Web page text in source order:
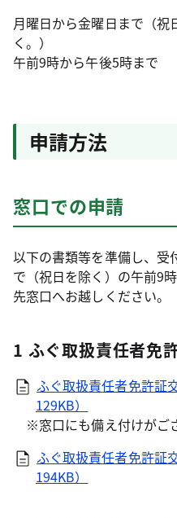
月曜日から金曜日まで（
く。）
午前9時から午後5時まで
申請方法
窓口での申請
以下の書類等を準備し、受
で（祝日を除く）の午前9
先窓口へお越しください。
1 ふぐ取扱責任者免
ふぐ取扱責任者免許証
129KB）
※窓口にも備え付けがご
ふぐ取扱責任者免許証
194KB）